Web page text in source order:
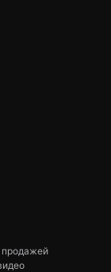
продажей